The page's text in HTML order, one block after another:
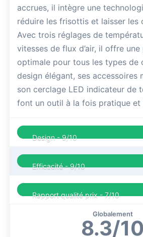
accrues, il intègre une
réduire les frisottis et laisser les
Avec trois réglages de
vitesses de flux d’air, il offre
optimale pour tous les types de
design élégant, ses accessoires
son cerclage LED indicateur de
font un outil à la fois pratique et
Design -9/10
Efficacité -9/10
Rapport qualité prix -7/10
Globalement
8.3/10